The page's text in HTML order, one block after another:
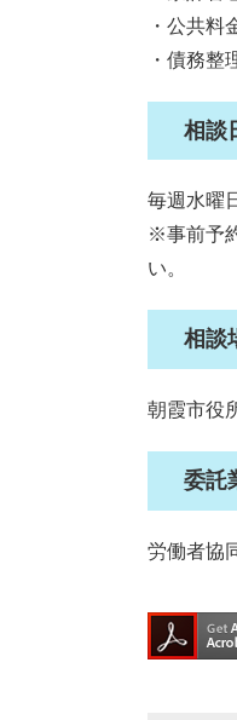
・公共料
・債務整
相談
毎週水曜
※事前予
い。
相談
朝霞市役
委託
労働者協